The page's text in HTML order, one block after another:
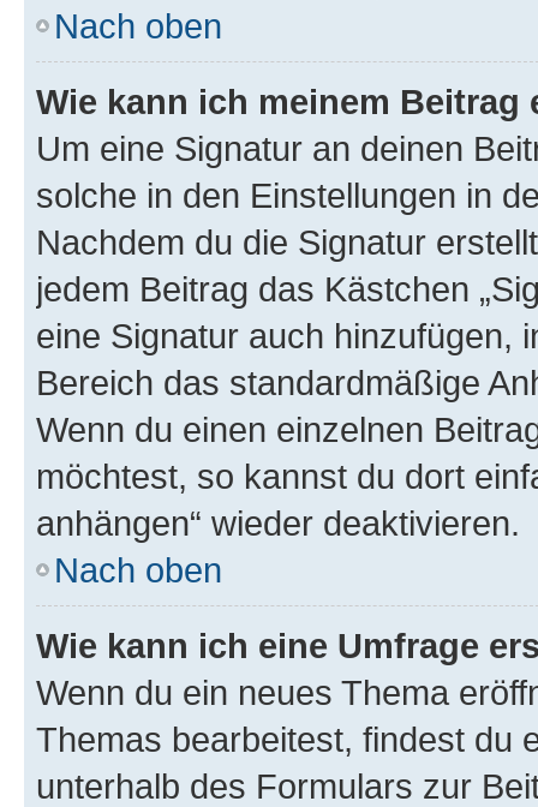
Nach oben
Wie kann ich meinem
Um eine Signatur an deinen
solche in den Einstellungen in
Nachdem du die Signatur
jedem Beitrag das Kästchen
eine Signatur auch hinzufügen,
Bereich das standardmäßige
Wenn du einen einzelnen
möchtest, so kannst du dort
anhängen“ wieder deaktivieren.
Nach oben
Wie kann ich eine Umfrage
Wenn du ein neues Thema
Themas bearbeitest, findest du
unterhalb des Formulars zur